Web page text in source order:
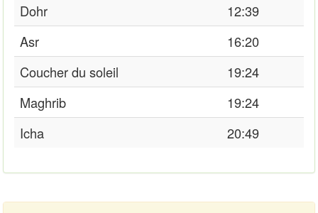
Dohr
12:39
Asr
16:20
Coucher du soleil
19:24
Maghrib
19:24
Icha
20:49